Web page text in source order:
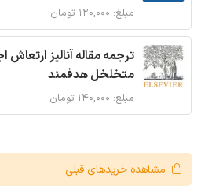
مبلغ: ۱۲۰,۰۰۰ تومان
ترجمه مقاله آنالیز
متخلخل هدفمند
مبلغ: ۱۴۰,۰۰۰ تومان
مشاهده خریدهای قبلی